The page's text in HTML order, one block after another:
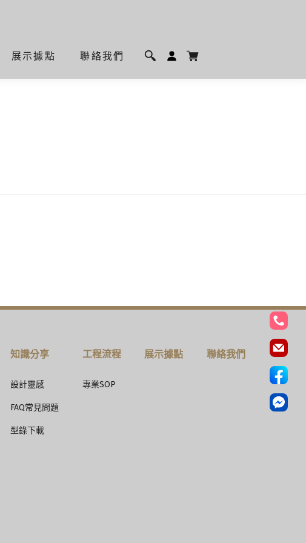
展示據點 聯絡我們
知識分享
設計靈感
FAQ常見問題
型錄下載
工程流程
專業SOP
展示據點 聯絡我們